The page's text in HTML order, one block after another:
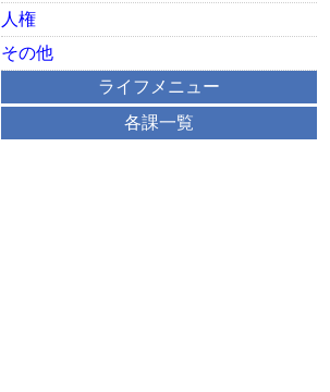
人権
その他
ライフメニュー
各課一覧